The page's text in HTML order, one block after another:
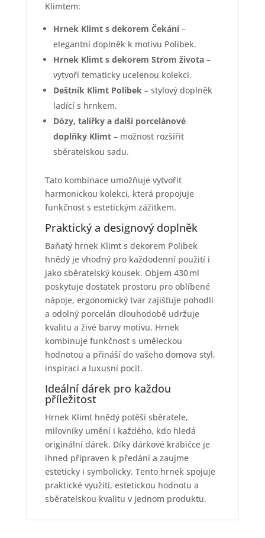
Klimtem:
Hrnek Klimt s dekorem Čekání–
elegantní doplněk k motivu Polibek.
Hrnek Klimt s dekorem Strom života–
vytvoří tematicky ucelenou kolekci.
Deštník Klimt Polibek– stylový doplněk
ladící s hrnkem.
Dózy, talířky a další porcelánové
doplňky Klimt– možnost rozšířit
sběratelskou sadu.
Tato kombinace umožňuje vytvořit
harmonickou kolekci, která propojuje
funkčnost s estetickým zážitkem.
Praktický a designový doplněk
Baňatý hrnek Klimt s dekorem Polibek
hnědý je vhodný pro každodenní použití i
jako sběratelský kousek. Objem 430 ml
poskytuje dostatek prostoru pro oblíbené
nápoje, ergonomický tvar zajišťuje pohodlí
a odolný porcelán dlouhodobě udržuje
kvalitu a živé barvy motivu. Hrnek
kombinuje funkčnost s uměleckou
hodnotou a přináší do vašeho domova styl,
inspiraci a luxusní pocit.
Ideální dárek pro každou
příležitost
Hrnek Klimt hnědý potěší sběratele,
milovníky umění i každého, kdo hledá
originální dárek. Díky dárkové krabičce je
ihned připraven k předání a zaujme
esteticky i symbolicky. Tento hrnek spojuje
praktické využití, estetickou hodnotu a
sběratelskou kvalitu v jednom produktu.